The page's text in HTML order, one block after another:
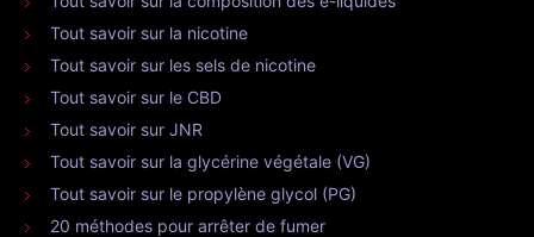
Tout savoir sur la nicotine
Tout savoir sur les sels de nicotine
Tout savoir sur le CBD
Tout savoir sur JNR
Tout savoir sur la glycérine végétale (VG)
Tout savoir sur le propylène glycol (PG)
20 méthodes pour arrêter de fumer